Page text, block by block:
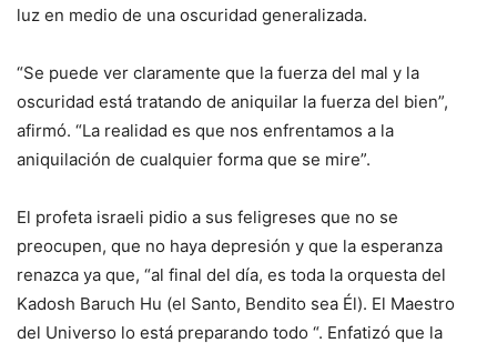
luz en medio de una oscuridad generalizada.
“Se puede ver claramente que la fuerza del mal y la
oscuridad está tratando de aniquilar la fuerza del bien”,
afirmó. “La realidad es que nos enfrentamos a la
aniquilación de cualquier forma que se mire”.
El profeta israeli pidio a sus feligreses que no se
preocupen, que no haya depresión y que la esperanza
renazca ya que, “al final del día, es toda la orquesta del
Kadosh Baruch Hu (el Santo, Bendito sea Él). El Maestro
del Universo lo está preparando todo “. Enfatizó que la